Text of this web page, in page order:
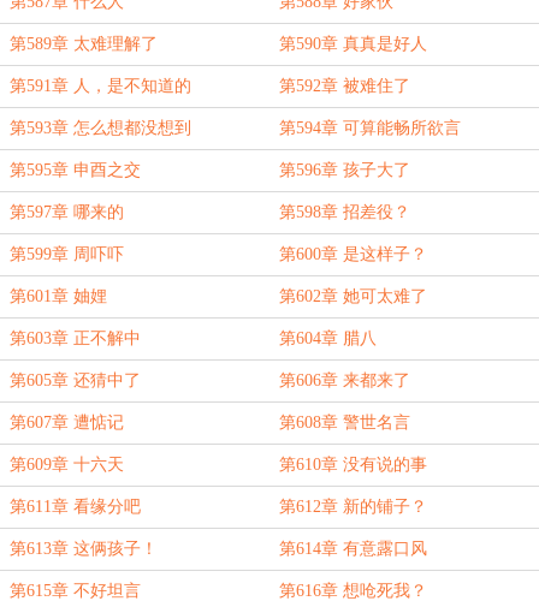
第589章 太难理解了 第590章 真真是好人
第591章 人，是不知道的 第592章 被难住了
第593章 怎么想都没想到 第594章 可算能畅所欲言
第595章 申酉之交 第596章 孩子大了
第597章 哪来的 第598章 招差役？
第599章 周吓吓 第600章 是这样子？
第601章 妯娌 第602章 她可太难了
第603章 正不解中 第604章 腊八
第605章 还猜中了 第606章 来都来了
第607章 遭惦记 第608章 警世名言
第609章 十六天 第610章 没有说的事
第611章 看缘分吧 第612章 新的铺子？
第613章 这俩孩子！ 第614章 有意露口风
第615章 不好坦言 第616章 想呛死我？